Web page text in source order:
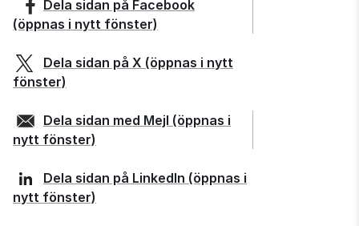
Dela sidan på Facebook
(öppnas i nytt fönster)
Dela sidan på X (öppnas i nytt
fönster)
Dela sidan med Mejl (öppnas i
nytt fönster)
Dela sidan på LinkedIn (öppnas i
nytt fönster)